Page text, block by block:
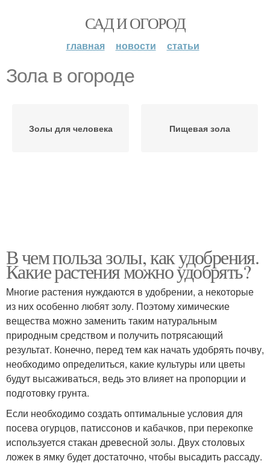
САД И ОГОРОД
главная новости статьи
Зола в огороде
Золы для человека Пищевая зола
В чем польза золы, как удобрения.
Какие растения можно удобрять?
Многие растения нуждаются в удобрении, а некоторые
из них особенно любят золу. Поэтому химические
вещества можно заменить таким натуральным
природным средством и получить потрясающий
результат. Конечно, перед тем как начать удобрять почву,
необходимо определиться, какие культуры или цветы
будут высаживаться, ведь это влияет на пропорции и
подготовку грунта.
Если необходимо создать оптимальные условия для
посева огурцов, патиссонов и кабачков, при перекопке
используется стакан древесной золы. Двух столовых
ложек в ямку будет достаточно, чтобы высадить рассаду.